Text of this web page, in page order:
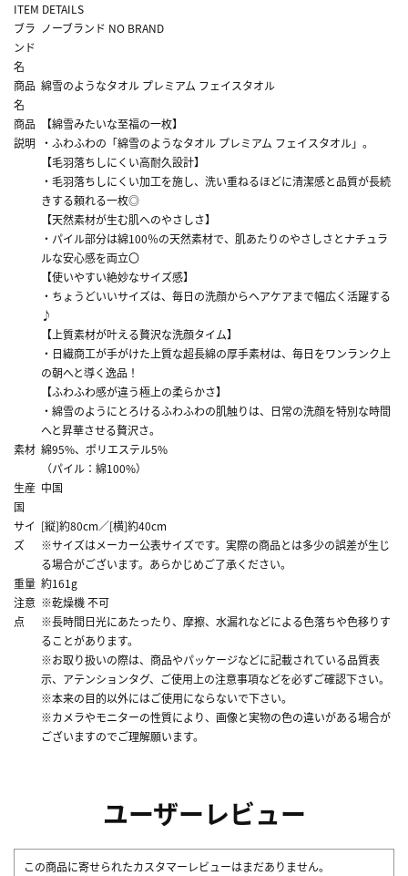
ITEM DETAILS
ブラ
ンド
名
ノーブランド NO BRAND
商品
名
綿雪のようなタオル プレミアム フェイスタオル
商品
説明
【綿雪みたいな至福の一枚】
・ふわふわの「綿雪のようなタオル プレミアム フェイスタオル」。
【毛羽落ちしにくい高耐久設計】
・毛羽落ちしにくい加工を施し、洗い重ねるほどに清潔感と品質が長続
きする頼れる一枚◎
【天然素材が生む肌へのやさしさ】
・パイル部分は綿100％の天然素材で、肌あたりのやさしさとナチュラ
ルな安心感を両立〇
【使いやすい絶妙なサイズ感】
・ちょうどいいサイズは、毎日の洗顔からヘアケアまで幅広く活躍する
♪
【上質素材が叶える贅沢な洗顔タイム】
・日繊商工が手がけた上質な超長綿の厚手素材は、毎日をワンランク上
の朝へと導く逸品！
【ふわふわ感が違う極上の柔らかさ】
・綿雪のようにとろけるふわふわの肌触りは、日常の洗顔を特別な時間
へと昇華させる贅沢さ。
素材 綿95%、ポリエステル5%
（パイル：綿100%）
生産
国
中国
サイ
ズ
[縦]約80cm／[横]約40cm
※サイズはメーカー公表サイズです。実際の商品とは多少の誤差が生じ
る場合がございます。あらかじめご了承ください。
重量 約161g
注意
点
※乾燥機 不可
※長時間日光にあたったり、摩擦、水漏れなどによる色落ちや色移りす
ることがあります。
※お取り扱いの際は、商品やパッケージなどに記載されている品質表
示、アテンションタグ、ご使用上の注意事項などを必ずご確認下さい。
※本来の目的以外にはご使用にならないで下さい。
※カメラやモニターの性質により、画像と実物の色の違いがある場合が
ございますのでご理解願います。
ユーザーレビュー
この商品に寄せられたカスタマーレビューはまだありません。